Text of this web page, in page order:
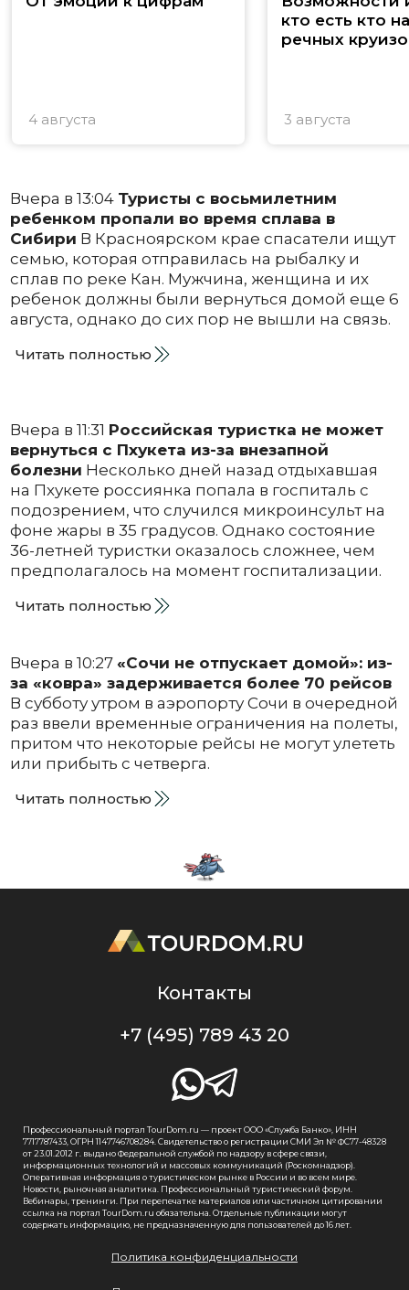
4 августа
кто есть кто
речных
3 августа
Вчера в 13:04 Туристы с восьмилетним
ребенком пропали во время сплава в
Сибири В Красноярском крае спасатели ищут
семью, которая отправилась на рыбалку и
сплав по реке Кан. Мужчина, женщина и их
ребенок должны были вернуться домой еще 6
августа, однако до сих пор не вышли на связь.
Читать полностью
Вчера в 11:31 Российская туристка не может
вернуться с Пхукета из-за внезапной
болезни Несколько дней назад отдыхавшая
на Пхукете россиянка попала в госпиталь с
подозрением, что случился микроинсульт на
фоне жары в 35 градусов. Однако состояние
36-летней туристки оказалось сложнее, чем
предполагалось на момент госпитализации.
Читать полностью
Вчера в 10:27 «Сочи не отпускает домой»: из-
за «ковра» задерживается более 70 рейсов
В субботу утром в аэропорту Сочи в очередной
раз ввели временные ограничения на полеты,
притом что некоторые рейсы не могут улететь
или прибыть с четверга.
Читать полностью
Контакты
+7 (495) 789 43 20
Профессиональный портал TourDom.ru — проект ООО «Служба Банко», ИНН
7717787433, ОГРН 1147746708284. Свидетельство о регистрации СМИ Эл № ФС77-48328
от 23.01.2012 г. выдано Федеральной службой по надзору в сфере связи,
информационных технологий и массовых коммуникаций (Роскомнадзор).
Оперативная информация о туристическом рынке в России и во всем мире.
Новости, рыночная аналитика. Профессиональный туристический форум.
Вебинары, тренинги. При перепечатке материалов или частичном цитировании
ссылка на портал TourDom.ru обязательна. Отдельные публикации могут
содержать информацию, не предназначенную для пользователей до 16 лет.
Политика конфиденциальности